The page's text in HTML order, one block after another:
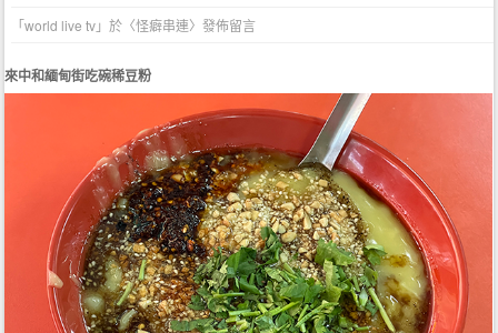
「world live tv」於〈怪癖串連〉發佈留言
來中和緬甸街吃碗稀豆粉